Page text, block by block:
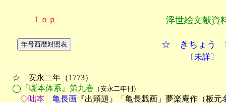
Ｔｏｐ 浮世絵文献資
☆ きちょう
〔未詳〕
☆　安永二年（1773）
◯『噺本体系』第九巻 （安永二年刊）
◇咄本 亀長画